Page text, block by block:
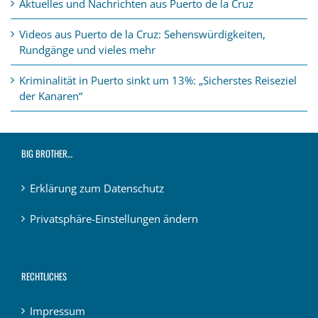
Aktuelles und Nachrichten aus Puerto de la Cruz
Videos aus Puerto de la Cruz: Sehenswürdigkeiten,
Rundgänge und vieles mehr
Kriminalität in Puerto sinkt um 13%: „Sicherstes Reiseziel
der Kanaren“
BIG BROTHER…
Erklärung zum Datenschutz
Privatsphäre-Einstellungen ändern
RECHTLICHES
Impressum